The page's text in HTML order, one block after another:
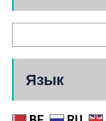
Язык